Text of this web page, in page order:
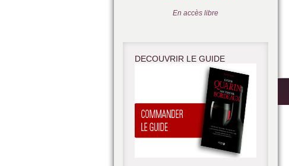
En accès libre
DECOUVRIR LE GUIDE